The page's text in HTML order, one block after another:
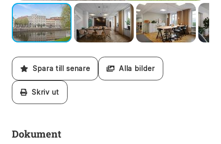
Spara till senare Alla bilder
Skriv ut
Dokument